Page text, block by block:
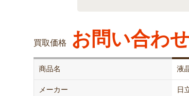
買取価格 お問い合わ
商品名 液
メーカー 日